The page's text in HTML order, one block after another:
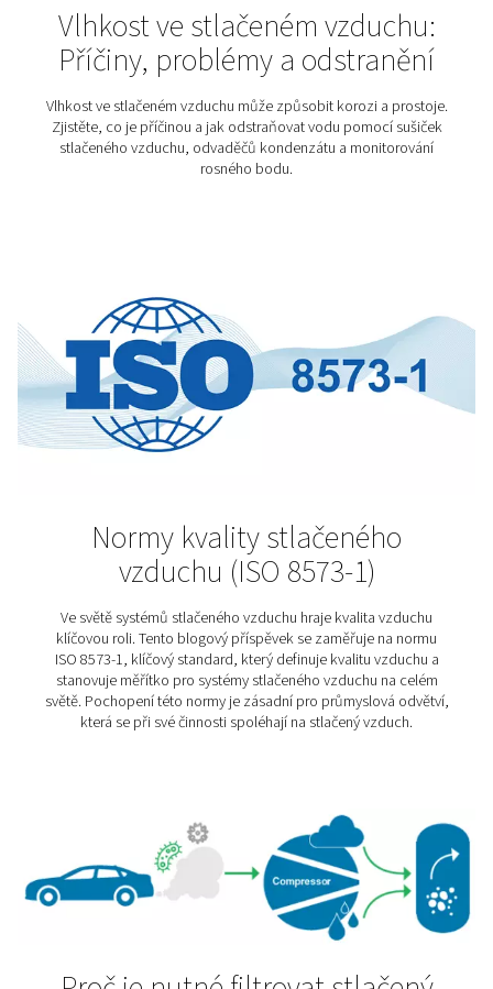
průmyslu platí přísné normy pro kvalitu stlačeného
jejich dodržení není volitelné. Jde o klíčový faktor
bezpečnou výrobu i zachování chuti a vůně finálních
Výroba cementu
Stejně jako cement, i stlačený vzduch je doslova
nás. Bez těchto dvou základních pilířů bychom si
dokázali jen těžko představit. Právě proto hraje
Vzdělávací centrum o
stlačeného vzduchu